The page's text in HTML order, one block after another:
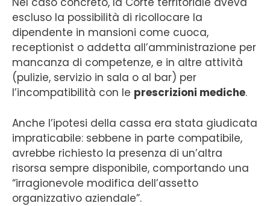
escluso la possibilità di ricollocare la
dipendente in mansioni come cuoca,
receptionist o addetta all’amministrazione per
mancanza di competenze, e in altre attività
(pulizie, servizio in sala o al bar) per
l’incompatibilità con le prescrizioni mediche.
Anche l’ipotesi della cassa era stata giudicata
impraticabile: sebbene in parte compatibile,
avrebbe richiesto la presenza di un’altra
risorsa sempre disponibile, comportando una
“irragionevole modifica dell’assetto
organizzativo aziendale”.